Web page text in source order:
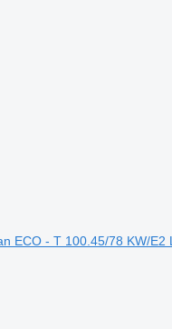
ECO - T 100.45/78 KW/E2